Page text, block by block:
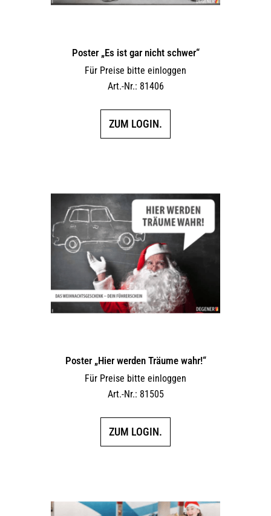
Poster „Es ist gar nicht schwer“
Für Preise bitte einloggen
Art.-Nr.: 81406
ZUM LOGIN.
Poster „Hier werden Träume wahr!“
Für Preise bitte einloggen
Art.-Nr.: 81505
ZUM LOGIN.